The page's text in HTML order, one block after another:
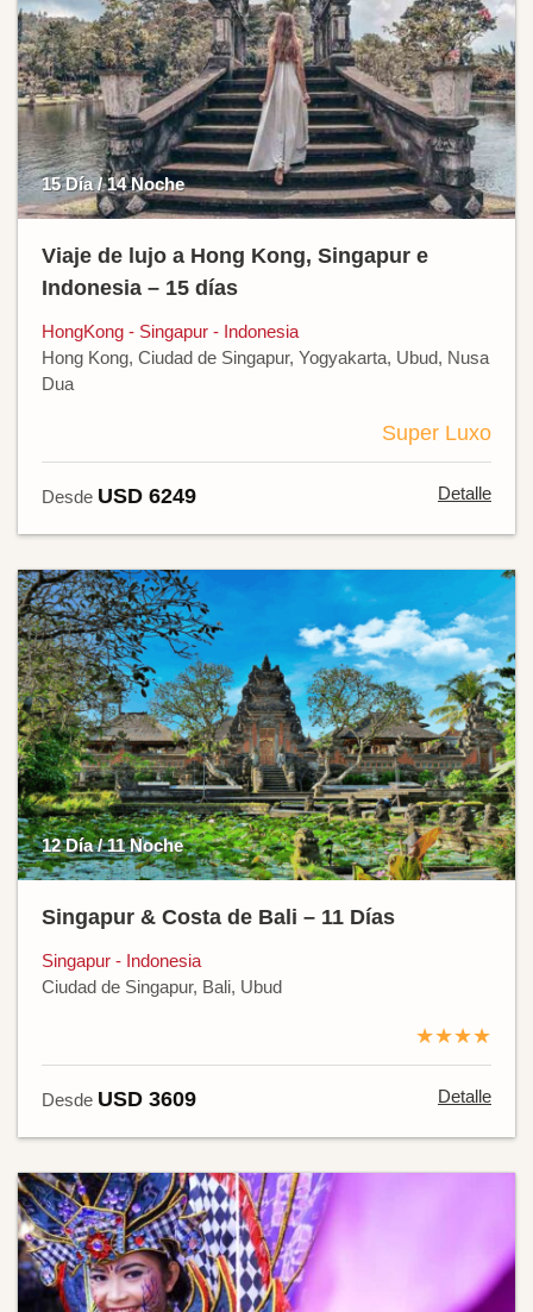
15 Día / 14 Noche
Viaje de lujo a Hong Kong, Singapur e
Indonesia – 15 días
HongKong - Singapur - Indonesia
Hong Kong, Ciudad de Singapur, Yogyakarta, Ubud, Nusa
Dua
Super Luxo
Desde USD 6249 Detalle
12 Día / 11 Noche
Singapur & Costa de Bali – 11 Días
Singapur - Indonesia
Ciudad de Singapur, Bali, Ubud
★★★★
Desde USD 3609 Detalle